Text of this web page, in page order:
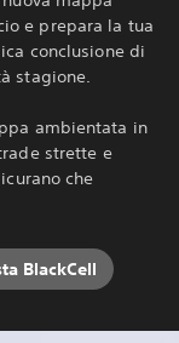
e prepara la tua
conclusione di
stagione.
ambientata in
strette e
che
BlackCell